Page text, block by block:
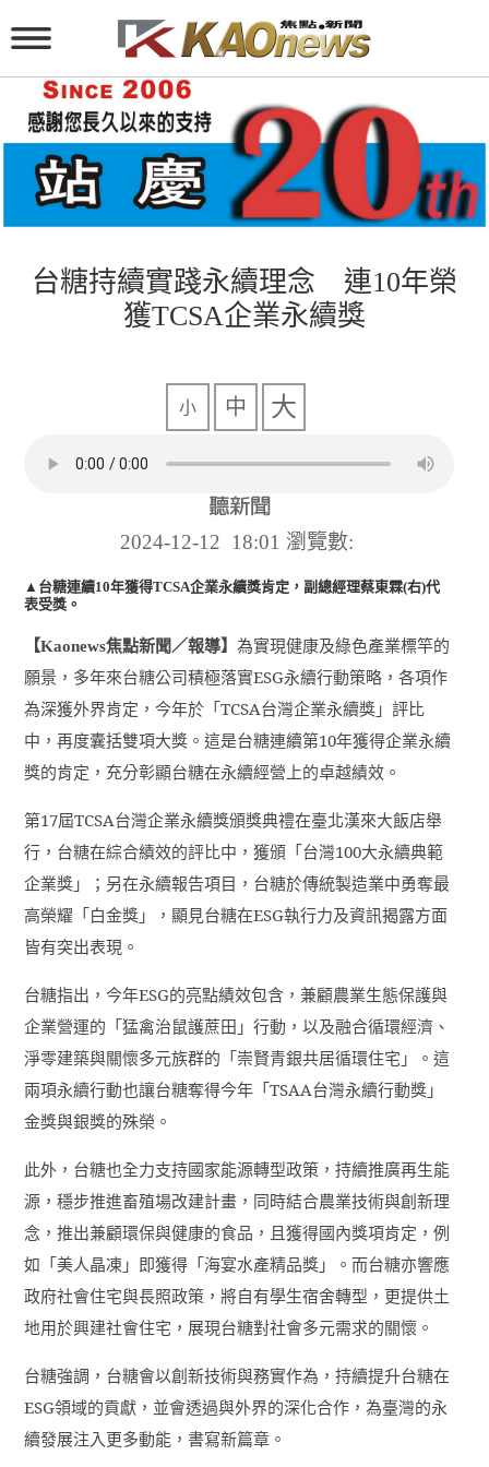
台糖持續實踐永續理念 連10年榮
獲TCSA企業永續獎
小 中 大
2024-12-12 18:01 瀏覽數:
▲台糖連續10年獲得TCSA企業永續獎肯定，副總經理蔡東霖(右)代
表受獎。
【Kaonews焦點新聞／報導】為實現健康及綠色產業標竿的
願景，多年來台糖公司積極落實ESG永續行動策略，各項作
為深獲外界肯定，今年於「TCSA台灣企業永續獎」評比
中，再度囊括雙項大獎。這是台糖連續第10年獲得企業永續
獎的肯定，充分彰顯台糖在永續經營上的卓越績效。
第17屆TCSA台灣企業永續獎頒獎典禮在臺北漢來大飯店舉
行，台糖在綜合績效的評比中，獲頒「台灣100大永續典範
企業獎」；另在永續報告項目，台糖於傳統製造業中勇奪最
高榮耀「白金獎」，顯見台糖在ESG執行力及資訊揭露方面
皆有突出表現。
台糖指出，今年ESG的亮點績效包含，兼顧農業生態保護與
企業營運的「猛禽治鼠護蔗田」行動，以及融合循環經濟、
淨零建築與關懷多元族群的「崇賢青銀共居循環住宅」。這
兩項永續行動也讓台糖奪得今年「TSAA台灣永續行動獎」
金獎與銀獎的殊榮。
此外，台糖也全力支持國家能源轉型政策，持續推廣再生能
源，穩步推進畜殖場改建計畫，同時結合農業技術與創新理
念，推出兼顧環保與健康的食品，且獲得國內獎項肯定，例
如「美人晶凍」即獲得「海宴水產精品獎」。而台糖亦響應
政府社會住宅與長照政策，將自有學生宿舍轉型，更提供土
地用於興建社會住宅，展現台糖對社會多元需求的關懷。
台糖強調，台糖會以創新技術與務實作為，持續提升台糖在
ESG領域的貢獻，並會透過與外界的深化合作，為臺灣的永
續發展注入更多動能，書寫新篇章。